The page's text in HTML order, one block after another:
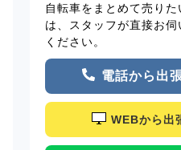
自転車をまとめて売り
は、スタッフが直接お
ください。
電話から出
WEBから出